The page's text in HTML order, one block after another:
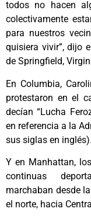
todos no hacen
colectivamente
para nuestros
quisiera vivir”, dijo
de Springfield,
En Columbia,
protestaron en el
decían “Lucha
en referencia a la
sus siglas en inglés).
Y en Manhattan,
continuas
marchaban desde
el norte, hacia